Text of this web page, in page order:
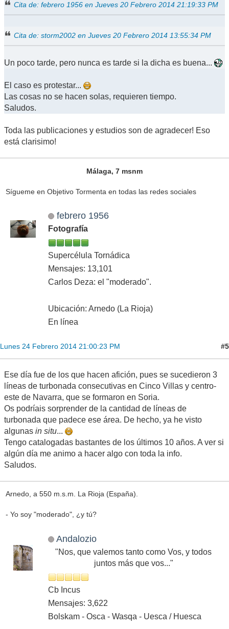
Cita de: febrero 1956 en Jueves 20 Febrero 2014 21:19:33 PM
Cita de: storm2002 en Jueves 20 Febrero 2014 13:55:34 PM
Un poco tarde, pero nunca es tarde si la dicha es buena...
El caso es protestar...
Las cosas no se hacen solas, requieren tiempo.
Saludos.
Toda las publicaciones y estudios son de agradecer! Eso
está clarisimo!
Málaga, 7 msnm
Sígueme en Objetivo Tormenta en todas las redes sociales
febrero 1956
Fotografía
Supercélula Tornádica
Mensajes: 13,101
Carlos Deza: el "moderado".
Ubicación: Arnedo (La Rioja)
En línea
Lunes 24 Febrero 2014 21:00:23 PM #5
Ese día fue de los que hacen afición, pues se sucedieron 3
líneas de turbonada consecutivas en Cinco Villas y centro-
este de Navarra, que se formaron en Soria.
Os podríais sorprender de la cantidad de líneas de
turbonada que padece ese área. De hecho, ya he visto
algunas in situ...
Tengo catalogadas bastantes de los últimos 10 años. A ver si
algún día me animo a hacer algo con toda la info.
Saludos.
Arnedo, a 550 m.s.m. La Rioja (España).
- Yo soy "moderado", ¿y tú?
Andalozio
"Nos, que valemos tanto como Vos, y todos
juntos más que vos..."
Cb Incus
Mensajes: 3,622
Bolskam - Osca - Wasqa - Uesca / Huesca